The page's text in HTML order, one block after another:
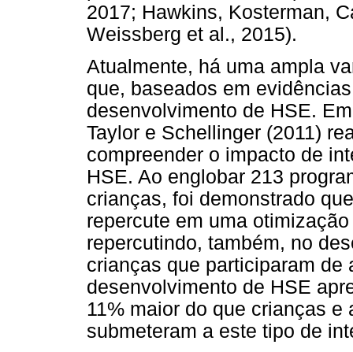
2017; Hawkins, Kosterman,
Weissberg et al., 2015).
Atualmente, há uma ampla
que, baseados em
desenvolvimento de HSE.
Taylor e Schellinger (2011)
compreender o impacto de
HSE. Ao englobar 213
crianças, foi demonstrado
repercute em uma
repercutindo, também, no
crianças que participaram de
desenvolvimento de HSE
11% maior do que crianças
submeteram a este tipo de